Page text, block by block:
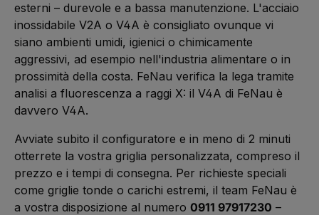
esterni – durevole e a bassa manutenzione. L'acciaio
inossidabile V2A o V4A è consigliato ovunque vi
siano ambienti umidi, igienici o chimicamente
aggressivi, ad esempio nell'industria alimentare o in
prossimità della costa. FeNau verifica la lega tramite
analisi a fluorescenza a raggi X: il V4A di FeNau è
davvero V4A.
Avviate subito il configuratore e in meno di 2 minuti
otterrete la vostra griglia personalizzata, compreso il
prezzo e i tempi di consegna. Per richieste speciali
come griglie tonde o carichi estremi, il team FeNau è
a vostra disposizione al numero 0911 97917230 –